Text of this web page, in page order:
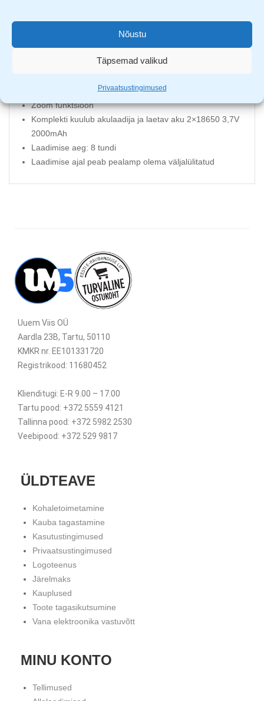
Nõustu
Täpsemad valikud
Privaatsustingimused
Valgusallikas: 10W CREE LED T6XML, 2x 1W COB LED
Valgustugevus: 360lm
Valgusfunktsioonid: 100% põhi LED, külgmised LED-id,
Zoom funktsioon
Komplekti kuulub akulaadija ja laetav aku 2×18650 3,7V
2000mAh
Laadimise aeg: 8 tundi
Laadimise ajal peab pealamp olema väljalülitatud
Uuem Viis OÜ
Aardla 23B, Tartu, 50110
KMKR nr. EE101331720
Registrikood: 11680452
Klienditugi: E-R 9.00 – 17.00
Tartu pood: +372 5559 4121
Tallinna pood: +372 5982 2530
Veebipood: +372 529 9817
ÜLDTEAVE
Kohaletoimetamine
Kauba tagastamine
Kasutustingimused
Privaatsustingimused
Logoteenus
Järelmaks
Kauplused
Toote tagasikutsumine
Vana elektroonika vastuvõtt
MINU KONTO
Tellimused